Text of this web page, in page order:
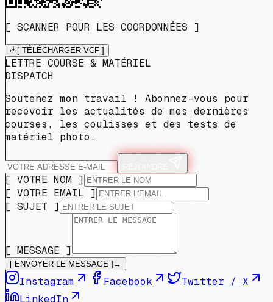
[ SCANNER POUR LES COORDONNÉES ]
[ TÉLÉCHARGER VCF ]
LETTRE COURSE & MATÉRIEL
DISPATCH
Soutenez mon travail ! Abonnez-vous pour
recevoir les actualités de mes dernières
courses, les coulisses et des tests de
matériel photo.
[ VOTRE NOM ]
[ VOTRE EMAIL ]
[ SUJET ]
[ MESSAGE ]
[ ENVOYER LE MESSAGE ] →
Instagram Facebook
Twitter / X
LinkedIn